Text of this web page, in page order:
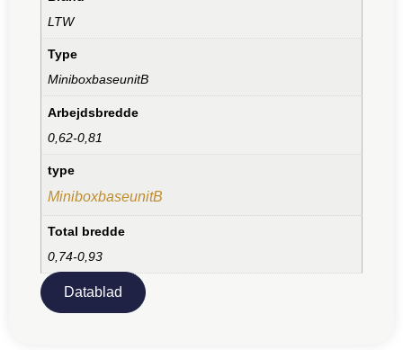
LTW
Type
MiniboxbaseunitB
Arbejdsbredde
0,62-0,81
type
MiniboxbaseunitB
Total bredde
0,74-0,93
Datablad